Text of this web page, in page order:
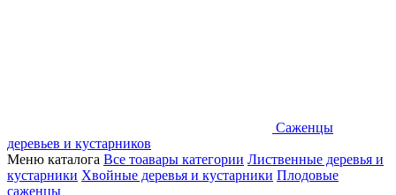
Саженцы
деревьев и кустарников
Меню каталога Все тоавары категории Лиственные деревья и
кустарники Хвойные деревья и кустарники Плодовые
саженцы